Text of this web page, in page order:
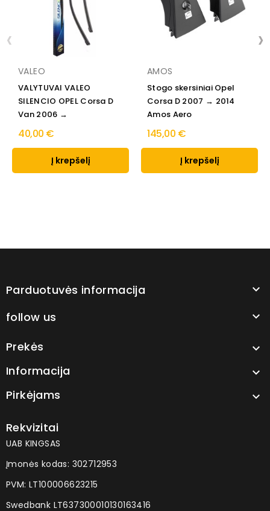
VALEO
VALYTUVAI VALEO
SILENCIO OPEL Corsa D
Van 2006 →
40,00 €
Į krepšelį
AMOS
Stogo skersiniai Opel
Corsa D 2007 → 2014
Amos Aero
145,00 €
Į krepšelį
‹ ›
Parduotuvės informacija 
follow us 
Prekės 
Informacija 
Pirkėjams 
Rekvizitai
UAB KINGSAS
Įmonės kodas: 302712953
PVM: LT100006623215
Swedbank LT637300010130163416